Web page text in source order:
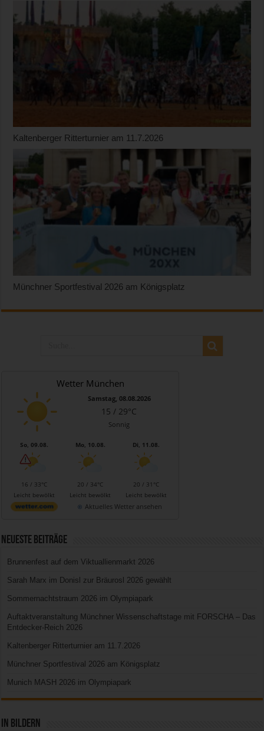
Kaltenberger Ritterturnier am 11.7.2026
Münchner Sportfestival 2026 am Königsplatz
Wetter München
Samstag, 08.08.2026
15 / 29°C
Sonnig
So, 09.08.
16 / 33°C
Leicht bewölkt
Mo, 10.08.
20 / 34°C
Leicht bewölkt
Di, 11.08.
20 / 31°C
Leicht bewölkt
Aktuelles Wetter ansehen
Neueste Beiträge
Brunnenfest auf dem Viktuallienmarkt 2026
Sarah Marx im Donisl zur Bräurosl 2026 gewählt
Sommernachtstraum 2026 im Olympiapark
Auftaktveranstaltung Münchner Wissenschaftstage mit FORSCHA – Das
Entdecker-Reich 2026
Kaltenberger Ritterturnier am 11.7.2026
Münchner Sportfestival 2026 am Königsplatz
Munich MASH 2026 im Olympiapark
In Bildern